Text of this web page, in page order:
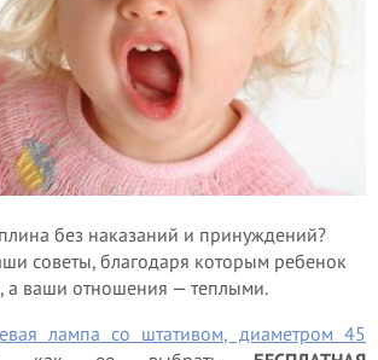
без наказаний и принуждений?
советы, благодаря которым ребенок
а ваши отношения — теплыми.
лампа со штативом, диаметром 45